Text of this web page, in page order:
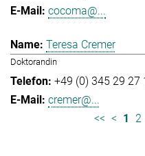
cocoma@...
Teresa Cremer
Doktorandin
+49 (0) 345 29 27
cremer@...
<< < 1 2